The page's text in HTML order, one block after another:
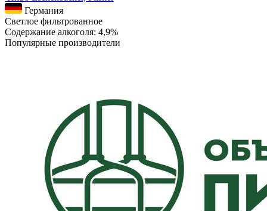
Германия
Светлое фильтрованное
Содержание алкоголя: 4,9%
Популярные производители